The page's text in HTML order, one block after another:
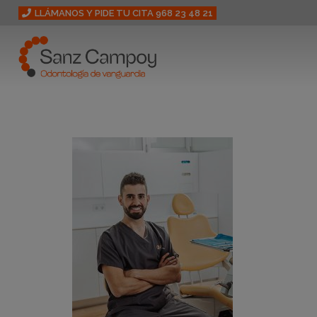
LLÁMANOS Y PIDE TU CITA 968 23 48 21